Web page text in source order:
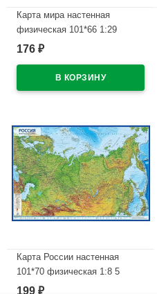
Карта мира настенная
физическая 101*66 1:29
интерактивная арт КН023
176 ₽
Карта России настенная
101*70 физическая 1:8 5
интерактивная
199 ₽